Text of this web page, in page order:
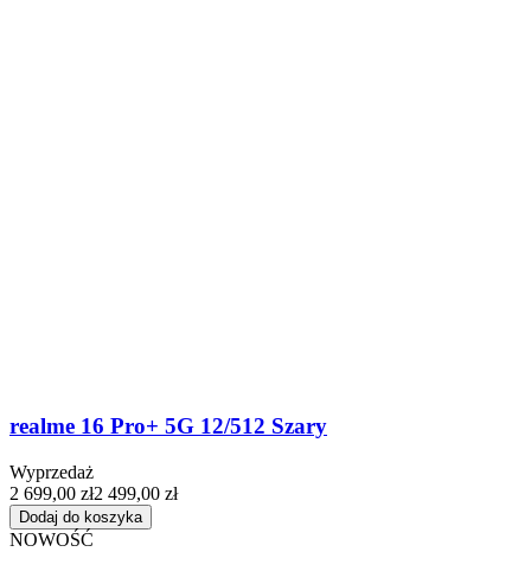
realme 16 Pro+ 5G 12/512 Szary
Wyprzedaż
2 699,00 zł2 499,00 zł
Dodaj do koszyka
NOWOŚĆ